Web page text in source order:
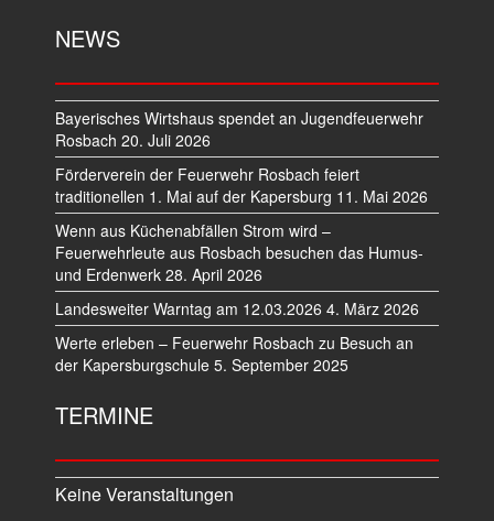
NEWS
Bayerisches Wirtshaus spendet an Jugendfeuerwehr
Rosbach 20. Juli 2026
Förderverein der Feuerwehr Rosbach feiert
traditionellen 1. Mai auf der Kapersburg 11. Mai 2026
Wenn aus Küchenabfällen Strom wird –
Feuerwehrleute aus Rosbach besuchen das Humus-
und Erdenwerk 28. April 2026
Landesweiter Warntag am 12.03.2026 4. März 2026
Werte erleben – Feuerwehr Rosbach zu Besuch an
der Kapersburgschule 5. September 2025
TERMINE
Keine Veranstaltungen